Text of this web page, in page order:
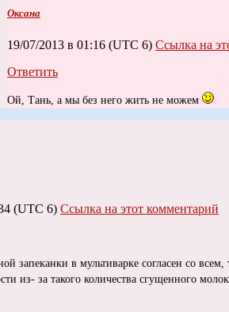
Оксана
19/07/2013 в 01:16 (UTC 6) Ссылка на
Ответить
Ой, Тань, а мы без него жить не можем
(UTC 6) Ссылка на этот комментарий
запеканки в мультиварке согласен со всем,
из- за такого количества сгущенного